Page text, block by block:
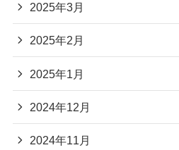
2025年3月
2025年2月
2025年1月
2024年12月
2024年11月